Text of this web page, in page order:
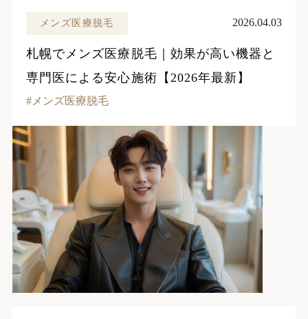
メンズ医療脱毛 2026.04.03
札幌でメンズ医療脱毛｜効果が高い機器と
専門医による安心施術【2026年最新】
メンズ医療脱毛